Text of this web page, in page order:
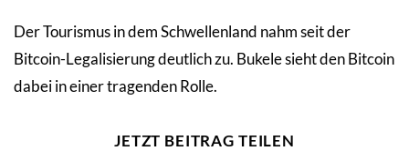
Der Tourismus in dem Schwellenland nahm seit der
Bitcoin-Legalisierung deutlich zu. Bukele sieht den Bitcoin
dabei in einer tragenden Rolle.
JETZT BEITRAG TEILEN